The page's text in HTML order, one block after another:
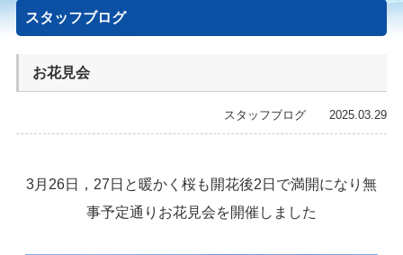
スタッフブログ
お花見会
スタッフブログ 2025.03.29
3月26日，27日と暖かく桜も開花後2日で満開になり無
事予定通りお花見会を開催しました